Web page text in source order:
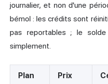
journalier, et non d'une
bémol : les crédits sont
pas reportables ; le
simplement.
Plan
Prix